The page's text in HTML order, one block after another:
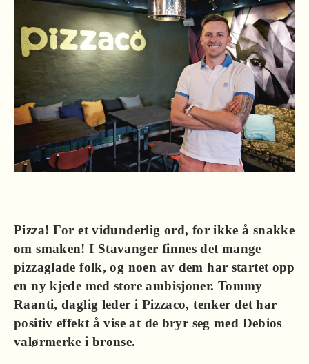
Pizza! For et vidunderlig ord, for ikke å snakke
om smaken! I Stavanger finnes det mange
pizzaglade folk, og noen av dem har startet opp
en ny kjede med store ambisjoner. Tommy
Raanti, daglig leder i Pizzaco, tenker det har
positiv effekt å vise at de bryr seg med Debios
valørmerke i bronse.